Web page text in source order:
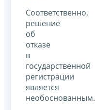
Соответственно,
решение
об
отказе
в
государственной
регистрации
является
необоснованным.